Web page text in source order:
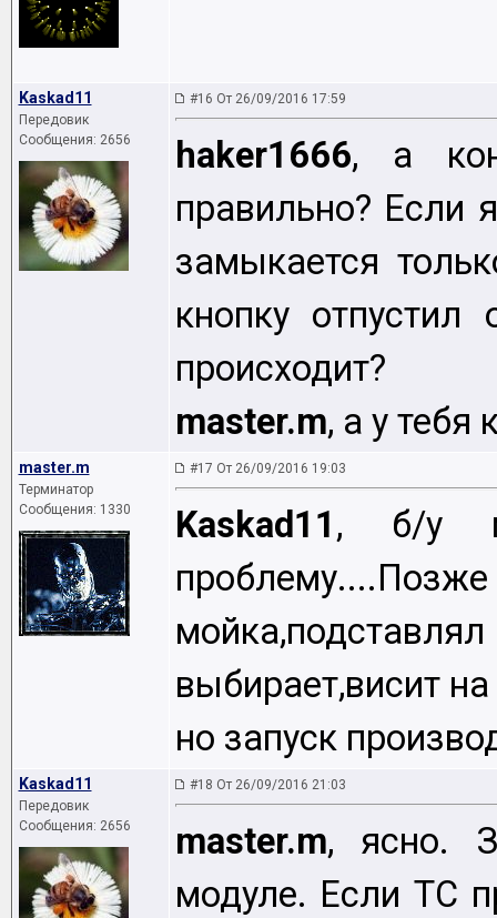
Kaskad11
Передовик
Сообщения: 2656
#16 От 26/09/2016 17:59
haker1666, а
правильно? Если
замыкается
кнопку
происходит?
master.m, а у тебя
master.m
Терминатор
Сообщения: 1330
#17 От 26/09/2016 19:03
Kaskad11 , б/у
выбирает,висит
но запуск
Kaskad11
Передовик
Сообщения: 2656
#18 От 26/09/2016 21:03
master.m, ясно.
модуле. Если ТС